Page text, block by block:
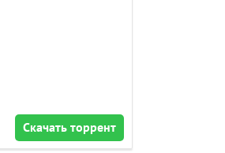
Скачать торрент